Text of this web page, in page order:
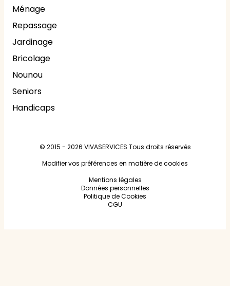
Ménage
Repassage
Jardinage
Bricolage
Nounou
Seniors
Handicaps
© 2015 - 2026 VIVASERVICES Tous droits réservés
Modifier vos préférences en matière de cookies
Mentions légales
Données personnelles
Politique de Cookies
CGU